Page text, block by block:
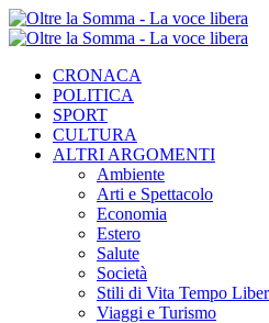
CRONACA
POLITICA
SPORT
CULTURA
ALTRI ARGOMENTI
Ambiente
Arti e Spettacolo
Economia
Estero
Salute
Società
Stili di Vita Tempo
Viaggi e Turismo